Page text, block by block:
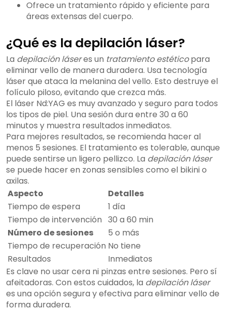
Ofrece un tratamiento rápido y eficiente para
áreas extensas del cuerpo.
¿Qué es la depilación láser?
La depilación láseres un tratamiento estéticopara
eliminar vello de manera duradera. Usa tecnología
láser que ataca la melanina del vello. Esto destruye el
folículo piloso, evitando que crezca más.
El láser Nd:YAG es muy avanzado y seguro para todos
los tipos de piel. Una sesión dura entre 30 a 60
minutos y muestra resultados inmediatos.
Para mejores resultados, se recomienda hacer al
menos 5 sesiones. El tratamiento es tolerable, aunque
puede sentirse un ligero pellizco. La depilación láser
se puede hacer en zonas sensibles como el bikini o
axilas.
Aspecto
Detalles
Tiempo de espera
1 día
Tiempo de intervención 30 a 60 min
Número de sesiones
5 o más
Tiempo de recuperación No tiene
Resultados
Inmediatos
Es clave no usar cera ni pinzas entre sesiones. Pero sí
afeitadoras. Con estos cuidados, la depilación láser
es una opción segura y efectiva para eliminar vello de
forma duradera.